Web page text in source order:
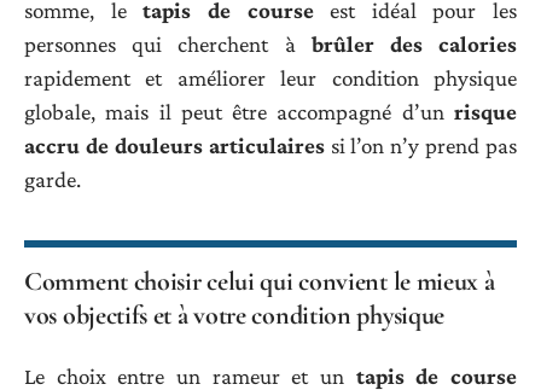
somme, letapis de courseest idéal pour les
personnes qui cherchent à brûler des calories
rapidement et améliorer leur condition physique
globale, mais il peut être accompagné d’un risque
accru de douleurs articulairessi l’on n’y prend pas
garde.
Comment choisir celui qui convient le mieux à
vos objectifs et à votre condition physique
Le choix entre un rameur et un tapis de course